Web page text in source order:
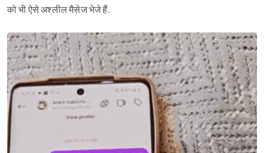
को भी ऐसे अश्लील मैसेज भेजे हैं.